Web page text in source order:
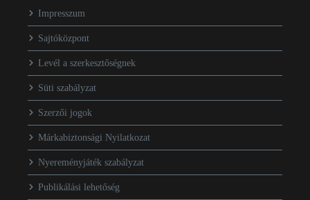
Impresszum
Sajtóközpont
Levél a szerkesztőségnek
Süti szabályzat
Szerzői jogok
Márkabiztonsági Nyilatkozat
Nyereményjáték szabályzat
Publikálási lehetőség